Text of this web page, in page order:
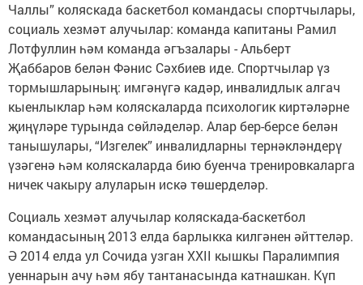
Чаллы” коляскада баскетбол командасы спортчылары,
социаль хезмәт алучылар: команда капитаны Рамил
Лотфуллин һәм команда әгъзалары - Альберт
Җаббаров белән Фәнис Сәхбиев иде. Спортчылар үз
тормышларының: имгәнүгә кадәр, инвалидлык алгач
кыенлыклар һәм коляскаларда психологик киртәләрне
җиңүләре турында сөйләделәр. Алар бер-берсе белән
танышулары, “Изгелек” инвалидларны тернәкләндерү
үзәгенә һәм коляскаларда бию буенча тренировкаларга
ничек чакыру алуларын искә төшерделәр.
Социаль хезмәт алучылар коляскада-баскетбол
командасының 2013 елда барлыкка килгәнен әйттеләр.
Ә 2014 елда ул Сочида узган XXII кышкы Паралимпия
уеннарын ачу һәм ябу тантанасында катнашкан. Күп